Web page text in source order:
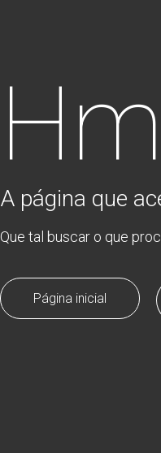
A página que
Que tal buscar o que
Página inicial